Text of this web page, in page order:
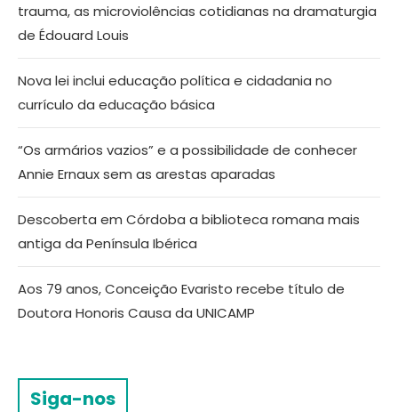
trauma, as microviolências cotidianas na dramaturgia
de Édouard Louis
Nova lei inclui educação política e cidadania no
currículo da educação básica
“Os armários vazios” e a possibilidade de conhecer
Annie Ernaux sem as arestas aparadas
Descoberta em Córdoba a biblioteca romana mais
antiga da Península Ibérica
Aos 79 anos, Conceição Evaristo recebe título de
Doutora Honoris Causa da UNICAMP
Siga-nos